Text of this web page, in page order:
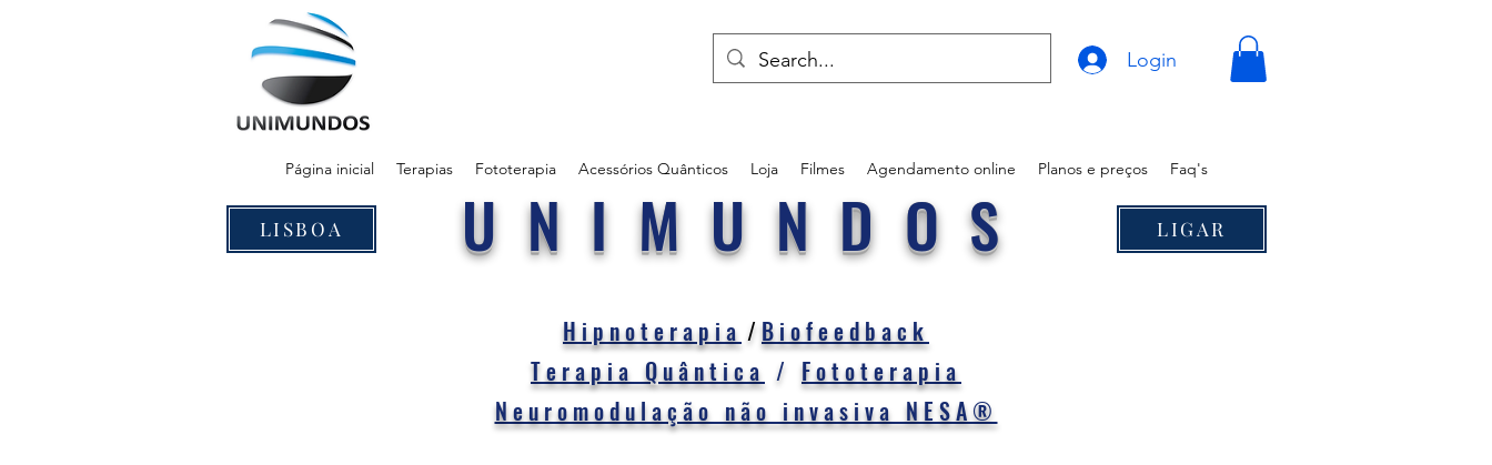
Login
Página inicial Terapias Fototerapia Acessórios Quânticos Loja Filmes Agendamento online Planos e preços Faq's
UNIMUNDOS
Hipnoterapia /Biofeedback
Terapia Quântica /Fototerapia
Neuromodulação não invasiva NESA®
LISBOA LIGAR